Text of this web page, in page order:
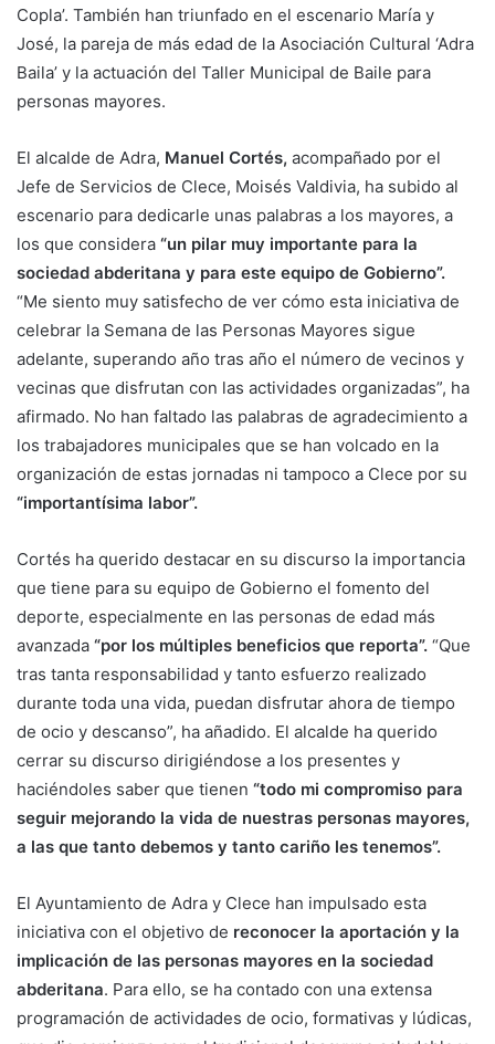
Jefe de Servicios de Clece, Moisés Valdivia, ha subido al
escenario para dedicarle unas palabras a los mayores, a
los que considera“un pilar muy importante para la
sociedad abderitana y para este equipo de Gobierno”.
celebrar la Semana de las Personas Mayores sigue
adelante, superando año tras año el número de vecinos y
vecinas que disfrutan con las actividades organizadas”, ha
afirmado. No han faltado las palabras de agradecimiento a
los trabajadores municipales que se han volcado en la
organización de estas jornadas ni tampoco a Clece por su
“importantísima labor”.
Cortés ha querido destacar en su discurso la importancia
que tiene para su equipo de Gobierno el fomento del
deporte, especialmente en las personas de edad más
avanzada“por los múltiples beneficios que reporta”. “Que
tras tanta responsabilidad y tanto esfuerzo realizado
de ocio y descanso”, ha añadido. El alcalde ha querido
cerrar su discurso dirigiéndose a los presentes y
haciéndoles saber que tienen“todo mi compromiso para
seguir mejorando la vida de nuestras personas mayores,
a las que tanto debemos y tanto cariño les tenemos”.
El Ayuntamiento de Adra y Clece han impulsado esta
iniciativa con el objetivo dereconocer la aportación y la
implicación de las personas mayores en la sociedad
abderitana. Para ello, se ha contado con una extensa
programación de actividades de ocio, formativas y lúdicas,
el desarrollo de diversos talleres, y continuó con un viaje a
Málaga que resultó ser todo un éxito, completándose las
plazas disponibles.